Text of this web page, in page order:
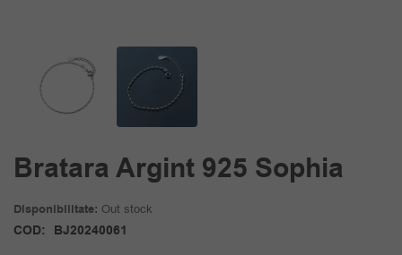
Bratara Argint 925 Sophia
Disponibilitate: Out stock
COD: BJ20240061